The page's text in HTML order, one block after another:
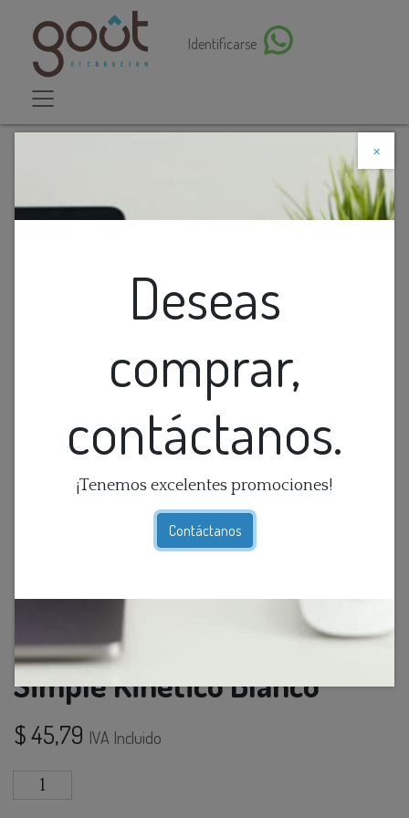
Identificarse
×
Deseas
comprar,
contáctanos.
¡Tenemos excelentes promociones!
Contáctanos
Descuento web
Interruptor Inteligente Simple Kinetico Blanco
Interruptor Inteligente
Simple Kinetico Blanco
$45,79 IVA Incluido